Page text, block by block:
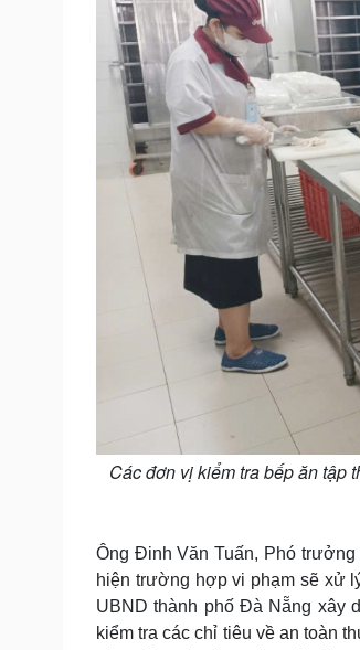
Các đơn vị kiểm tra bếp ăn tập
Ông Đinh Văn Tuấn, Phó
hiện trường hợp vi phạm sẽ xử
UBND thành phố Đà Nẵng xây
kiểm tra các chỉ tiêu về an toàn